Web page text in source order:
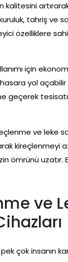
kalitesini
tahriş ve
özelliklere
için
yol açabilir
geçerek
ve leke
kireçlenmeyi
ömrünü
ve
çok insanın